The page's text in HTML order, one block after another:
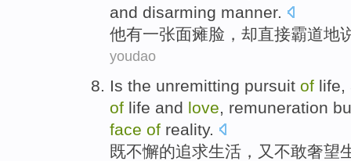
and disarming manner.
他有一张面瘫脸 ， 却直接霸道地
youdao
Is the unremitting pursuit of life
of life and love remuneration
face of reality.
既不懈的追求生活 ， 又 不敢奢望